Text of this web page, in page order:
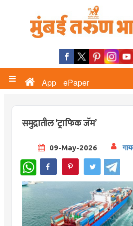
App ePaper
समुद्रातील ‘ट्राफिक जॅम’
09-May-2026
WhatsApp